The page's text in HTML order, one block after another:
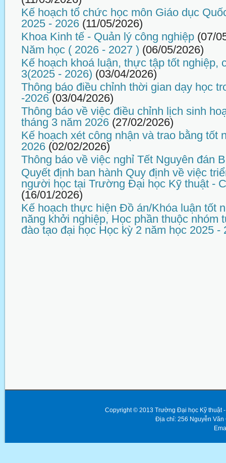
Kế hoạch tổ chức học môn Giáo dục
2025 - 2026 (11/05/2026)
Khoa Kinh tế - Quản lý công nghiệp (07/
Năm học ( 2026 - 2027 ) (06/05/2026)
Kế hoạch khoá luận, thực tập tốt nghiệp,
3(2025 - 2026) (03/04/2026)
Thông báo điều chỉnh thời gian dạy học
-2026 (03/04/2026)
Thông báo về việc điều chỉnh lịch sinh
tháng 3 năm 2026 (27/02/2026)
Kế hoạch xét công nhận và trao bằng tốt
2026 (02/02/2026)
Thông báo về việc nghỉ Tết Nguyên đán
Quyết định ban hành Quy định về việc
người học tại Trường Đại học Kỹ thuật -
(16/01/2026)
Kế hoạch thực hiện Đồ án/Khóa luận tốt
năng khởi nghiệp, Học phần thuộc
đào tạo đại học Học kỳ 2 năm học 2025 -
Copyright © 2013 Trường Đại học Kỹ thuật
Địa chỉ: 256 Nguyễn Văn